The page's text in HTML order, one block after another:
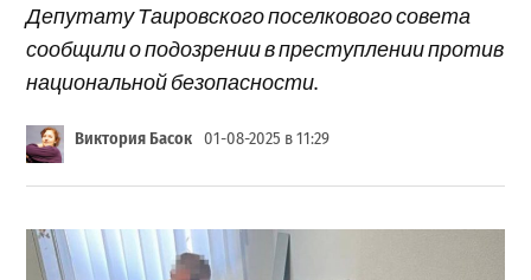
Депутату Таировского поселкового совета
сообщили о подозрении в преступлении против
национальной безопасности.
Виктория Басок 01-08-2025 в 11:29